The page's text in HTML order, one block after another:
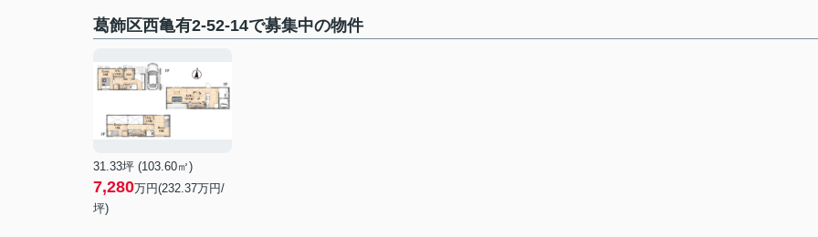
葛飾区西亀有2-52-14で募集中の物件
31.33坪 (103.60㎡)
7,280万円(232.37万円/
坪)